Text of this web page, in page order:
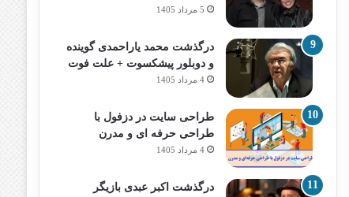
5 مرداد 1405
درگذشت محمد یاراحمدی گوینده
و دوبلور پیشکسوت + علت فوت
4 مرداد 1405
طراحی سایت در دزفول با
طراحی حرفه‌ ای و مدرن
4 مرداد 1405
درگذشت اکبر عبدی بازیگر